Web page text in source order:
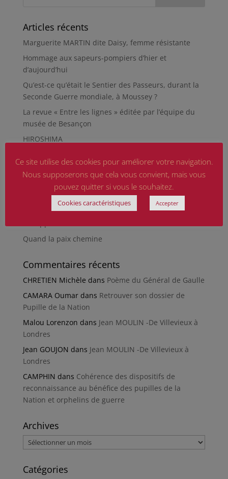
Articles récents
Marguerite MARTIN dite Daisy, femme résistante
Hommage aux sapeurs-pompiers d’hier et
d’aujourd’hui
Qu’est-ce qu’était le Sentier des Passeurs, durant la
Seconde Guerre mondiale, à Moussey ?
La revue « Entre les lignes » éditée par l’équipe du
musée de Besançon
HIROSHIMA
Futur Mur des noms des victimes de la Seconde
Guerre mondiale
RÉPARER LES OMISSIONS SUR LES MONUMENTS AUX
Quand la paix chemine
Commentaires récents
CHRETIEN Michèle dans Poème du Général de Gaulle
CAMARA Oumardans Retrouver son dossier de
Pupille de la Nation
Malou Lorenzon dans Jean MOULIN -De Villevieux à
Londres
Jean GOUJON dans Jean MOULIN -De Villevieux à
Londres
CAMPHIN dans Cohérence des dispositifs de
reconnaissance au bénéfice des pupilles de la
Nation et orphelins de guerre
Archives
Archives
Catégories
Ce site utilise des cookies pour améliorer votre navigation.
Nous supposerons que cela vous convient, mais vous
pouvez quitter si vous le souhaitez.
Cookies caractéristiques Accepter